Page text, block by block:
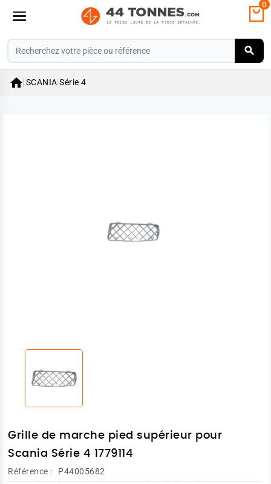
0
 SCANIA Série 4
Grille de marche pied supérieur pour
Scania Série 4 1779114
Référence : P44005682